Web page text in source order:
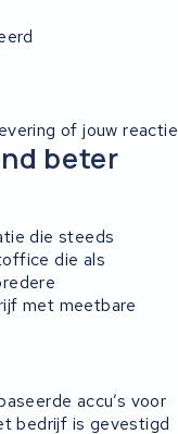
of jouw reactie
beter
die steeds
die als
met meetbare
accu’s voor
bedrijf is gevestigd